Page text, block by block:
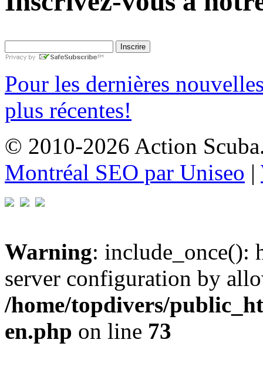
Pour les dernières
plus récentes!
© 2010-2026 Action
Montréal SEO par Uniseo |
Warning: include_once():
server configuration by
/home/topdivers/
en.php on line 73